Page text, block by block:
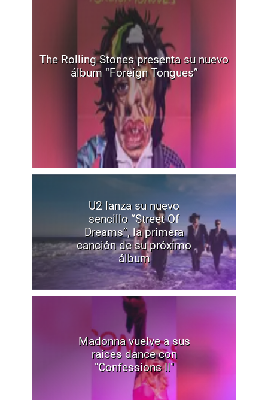
The Rolling Stones presenta su nuevo
álbum “Foreign Tongues”
U2 lanza su nuevo
sencillo “Street Of
Dreams”, la primera
canción de su próximo
álbum
Madonna vuelve a sus
raíces dance con
"Confessions II"